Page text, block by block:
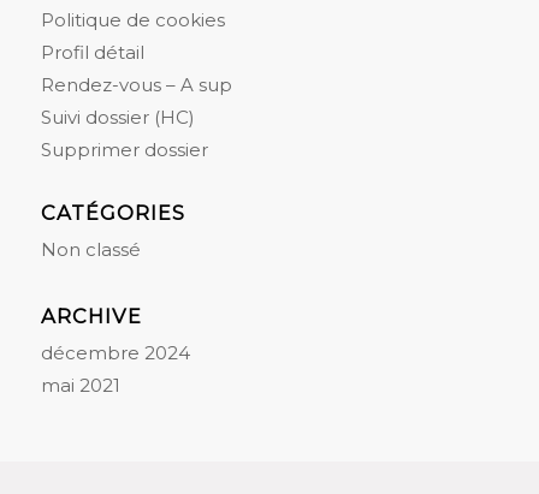
Politique de cookies
Profil détail
Rendez-vous – A sup
Suivi dossier (HC)
Supprimer dossier
CATÉGORIES
Non classé
ARCHIVE
décembre 2024
mai 2021